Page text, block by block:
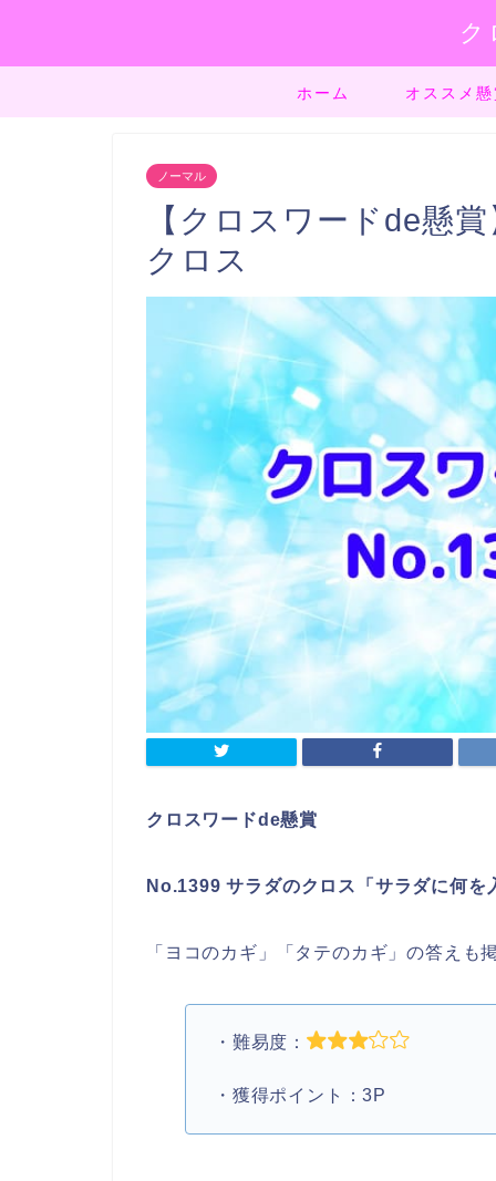
ク
ホーム オススメ
ノーマル
【クロスワードde懸
クロス
クロスワードde懸賞
No.1399 サラダのクロス「サラダに何を
「ヨコのカギ」「タテのカギ」の答え
・難易度：
・獲得ポイント：3P